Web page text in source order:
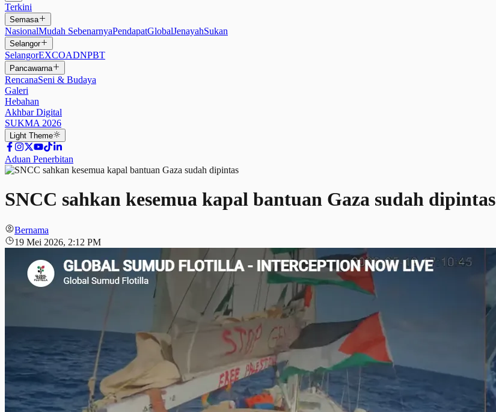
Terkini
Semasa
NasionalMudah SebenarnyaPendapatGlobalJenayahSukan
Selangor
SelangorEXCOADNPBT
Pancawarna
RencanaSeni & Budaya
Galeri
Hebahan
Akhbar Digital
SUKMA 2026
Light Theme
Aduan Penerbitan
SNCC sahkan kesemua kapal bantuan Gaza sudah dipintas
Bernama
19 Mei 2026, 2:12 PM